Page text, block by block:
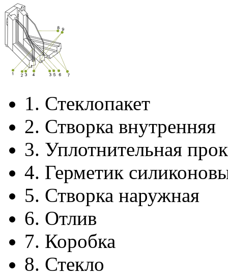
1. Стеклопакет
2. Створка внутренняя
3. Уплотнительная
4. Герметик
5. Створка наружная
6. Отлив
7. Коробка
8. Стекло